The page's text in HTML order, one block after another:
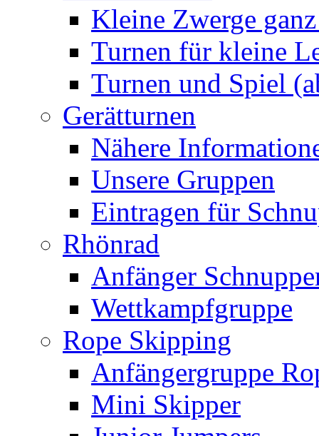
Kleine Zwerge
Turnen für kleine
Turnen und Spiel
Gerätturnen
Nähere
Unsere Gruppen
Eintragen für
Rhönrad
Anfänger
Wettkampfgruppe
Rope Skipping
Anfängergruppe
Mini Skipper